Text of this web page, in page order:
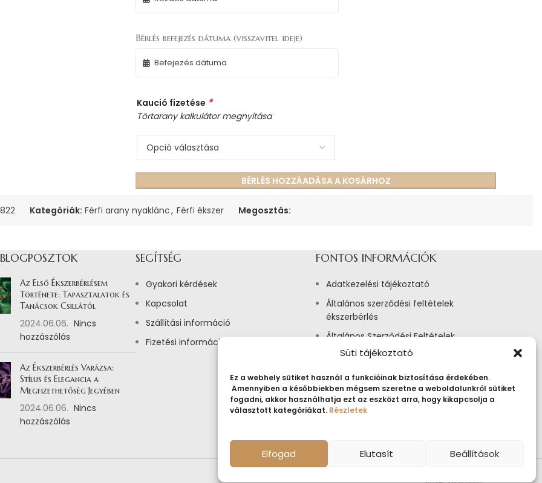
Süti tájékoztató
Ez a webhely sütiket használ a funkcióinak biztosítása érdekében.
Amennyiben a későbbiekben mégsem szeretne a weboldalunkról sütiket
fogadni, akkor használhatja ezt az eszközt arra, hogy kikapcsolja a
választott kategóriákat. Részletek
Elfogad Elutasít Beállítások
Bérlés befejezés dátuma (visszavitel ideje)
Kaució fizetése *
Törtarany kalkulátor megnyitása
BÉRLÉS HOZZÁADÁSA A KOSÁRHOZ
Kategóriák: Férfi arany nyaklánc, Férfi ékszer Megosztás:
Az Első Ékszerbérlésem
Története: Tapasztalatok és
Tanácsok Csillától
2024.06.06. Nincs
hozzászólás
Az Ékszerbérlés Varázsa:
Stílus és Elegancia a
Megfizethetőség Jegyében
2024.06.06. Nincs
hozzászólás
SEGÍTSÉG
Gyakori kérdések
Kapcsolat
Szállítási információ
Fizetési információ
FONTOS INFORMÁCIÓK
Adatkezelési tájékoztató
Általános szerződési feltételek
ékszerbérlés
Általános Szerződési Feltételek
Tájékoztató sütik alkalmazásáról
Fogyasztóvédelmi tájékoztató
Jogi nyilatkozat
Impresszum